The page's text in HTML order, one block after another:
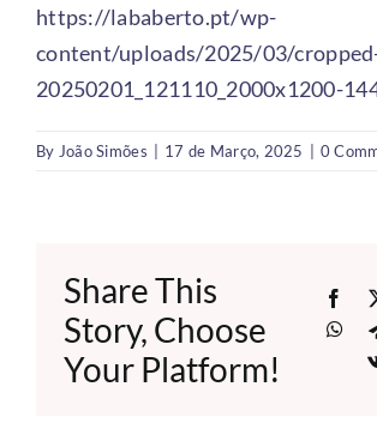
https://lababerto.pt/wp-
content/uploads/2025/03/
20250201_121110_2000x1200-
By João Simões 17 de Março, 2025 0
Share This
Story, Choose
Your Platform!